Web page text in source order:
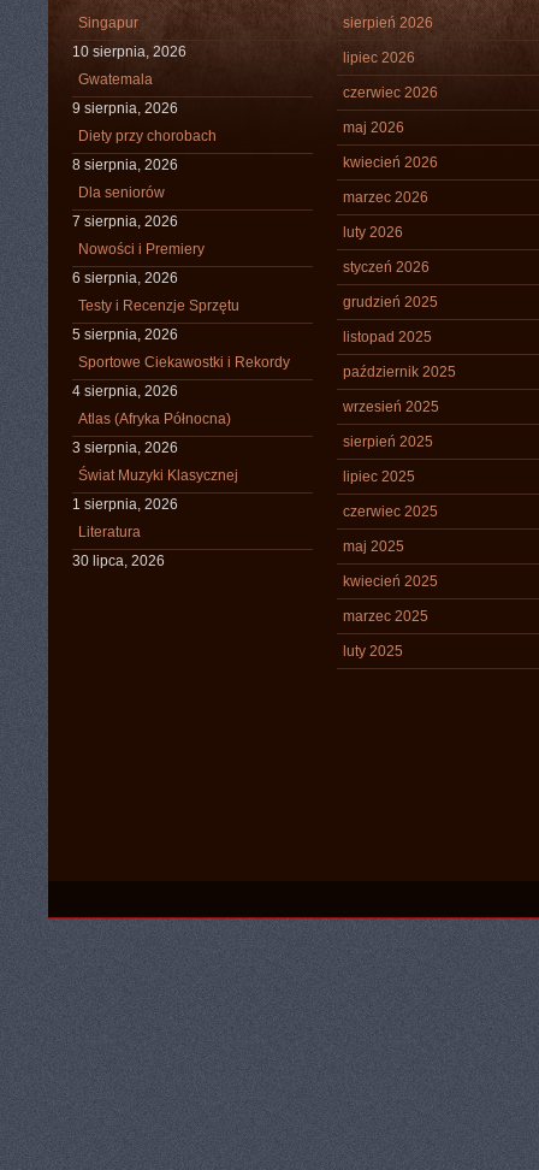
Singapur
10 sierpnia, 2026
Gwatemala
9 sierpnia, 2026
Diety przy chorobach
8 sierpnia, 2026
Dla seniorów
7 sierpnia, 2026
Nowości i Premiery
6 sierpnia, 2026
Testy i Recenzje Sprzętu
5 sierpnia, 2026
Sportowe Ciekawostki i Rekordy
4 sierpnia, 2026
Atlas (Afryka Północna)
3 sierpnia, 2026
Świat Muzyki Klasycznej
1 sierpnia, 2026
Literatura
30 lipca, 2026
sierpień 2026
lipiec 2026
czerwiec 2026
maj 2026
kwiecień 2026
marzec 2026
luty 2026
styczeń 2026
grudzień 2025
listopad 2025
październik 2025
wrzesień 2025
sierpień 2025
lipiec 2025
czerwiec 2025
maj 2025
kwiecień 2025
marzec 2025
luty 2025